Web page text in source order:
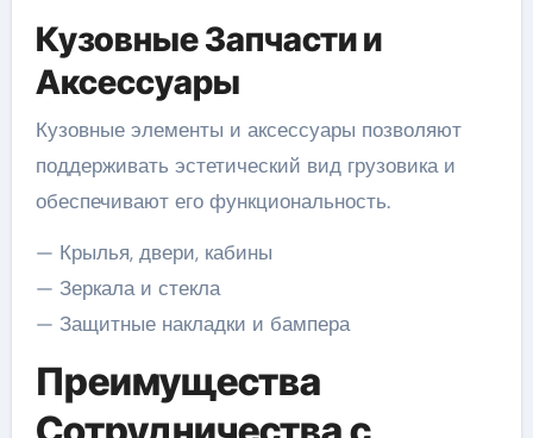
Кузовные Запчасти и
Аксессуары
Кузовные элементы и аксессуары позволяют
поддерживать эстетический вид грузовика и
обеспечивают его функциональность.
— Крылья, двери, кабины
— Зеркала и стекла
— Защитные накладки и бампера
Преимущества